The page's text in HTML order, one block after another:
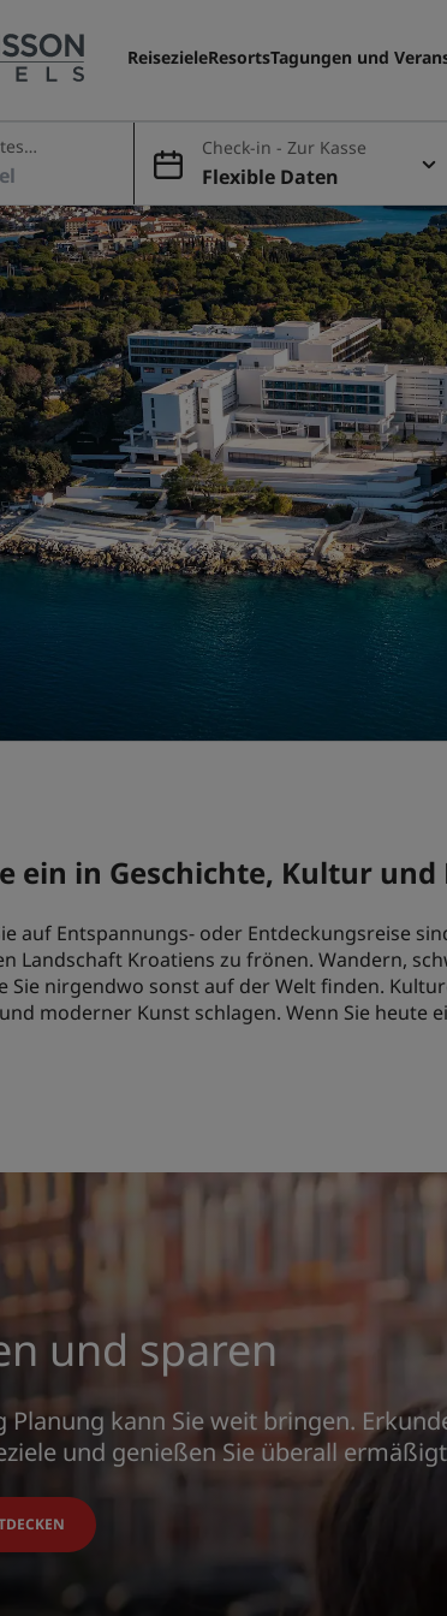
ReisezieleResortsTagungen und
Check-in - Zur Kasse
Flexible Daten
ein in Geschichte, Kultur und
auf Entspannungs- oder Entdeckungsreise
Landschaft Kroatiens zu frönen. Wandern,
Sie nirgendwo sonst auf der Welt finden.
moderner Kunst schlagen. Wenn Sie
und sparen
Planung kann Sie weit bringen.
und genießen Sie überall